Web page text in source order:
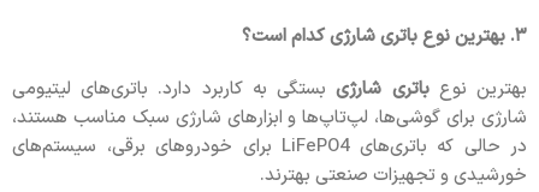
۳. بهترین نوع باتری شارژی کدام است؟
بهترین نوعباتری شارژیبستگی به کاربرد دارد. باتری‌های لیتیومی
شارژی برای گوشی‌ها، لپ‌تاپ‌ها و ابزارهای شارژی سبک مناسب هستند،
در حالی که باتری‌های LiFePO4 برای خودروهای برقی، سیستم‌های
خورشیدی و تجهیزات صنعتی بهترند.